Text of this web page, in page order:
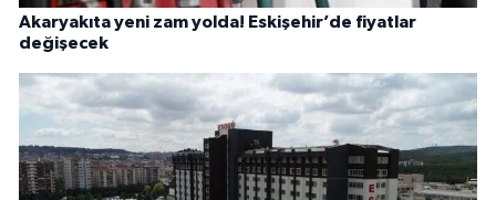
Akaryakıta yeni zam yolda! Eskişehir’de fiyatlar
değişecek